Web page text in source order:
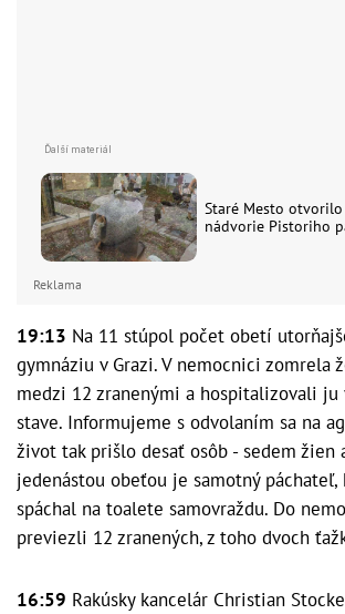
Staré Mesto
nádvorie Pistoriho
Reklama
19:13 Na 11 stúpol počet obetí
gymnáziu v Grazi. V nemocnici zomrela
medzi 12 zranenými a hospitalizovali
stave. Informujeme s odvolaním sa na
život tak prišlo desať osôb - sedem žien
jedenástou obeťou je samotný
spáchal na toalete samovraždu. Do
previezli 12 zranených, z toho dvoch
16:59 Rakúsky kancelár Christian